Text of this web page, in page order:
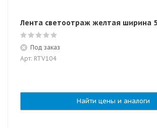
Лента светоотраж желтая ширина
Под заказ
Арт: RTV104
Найти цены и аналоги